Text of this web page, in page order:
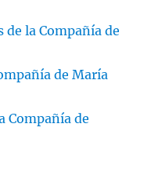
de la Compañía de
de María
Compañía de